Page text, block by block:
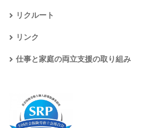
リクルート
リンク
仕事と家庭の両立支援の取り組み